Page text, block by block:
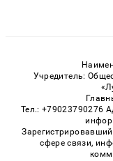
Учредитель:
Тел.: +79023790276
сфере связи,